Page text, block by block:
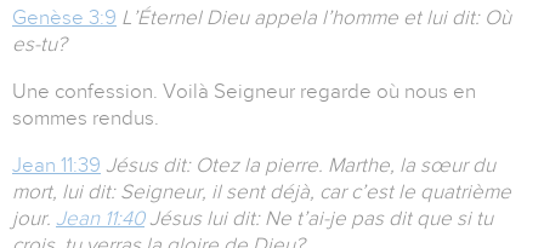
Genèse 3:9 L’Éternel Dieu appela l’homme et lui dit: Où
es-tu?
Une confession. Voilà Seigneur regarde où nous en
sommes rendus.
Jean 11:39 Jésus dit: Otez la pierre. Marthe, la sœur du
mort, lui dit: Seigneur, il sent déjà, car c’est le quatrième
jour. Jean 11:40Jésus lui dit: Ne t’ai-je pas dit que si tu